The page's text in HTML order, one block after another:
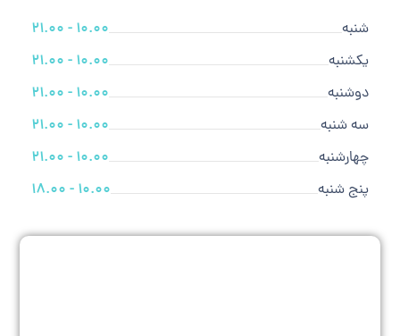
شنبه
10.00 - 21.00
یکشنبه
10.00 - 21.00
دوشنبه
10.00 - 21.00
سه شنبه
10.00 - 21.00
چهارشنبه
10.00 - 21.00
پنج شنبه
10.00 - 18.00